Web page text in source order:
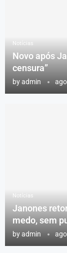
Notícias
Novo após
censura”
byadmin
Notícias
Janones
medo, sem
byadmin